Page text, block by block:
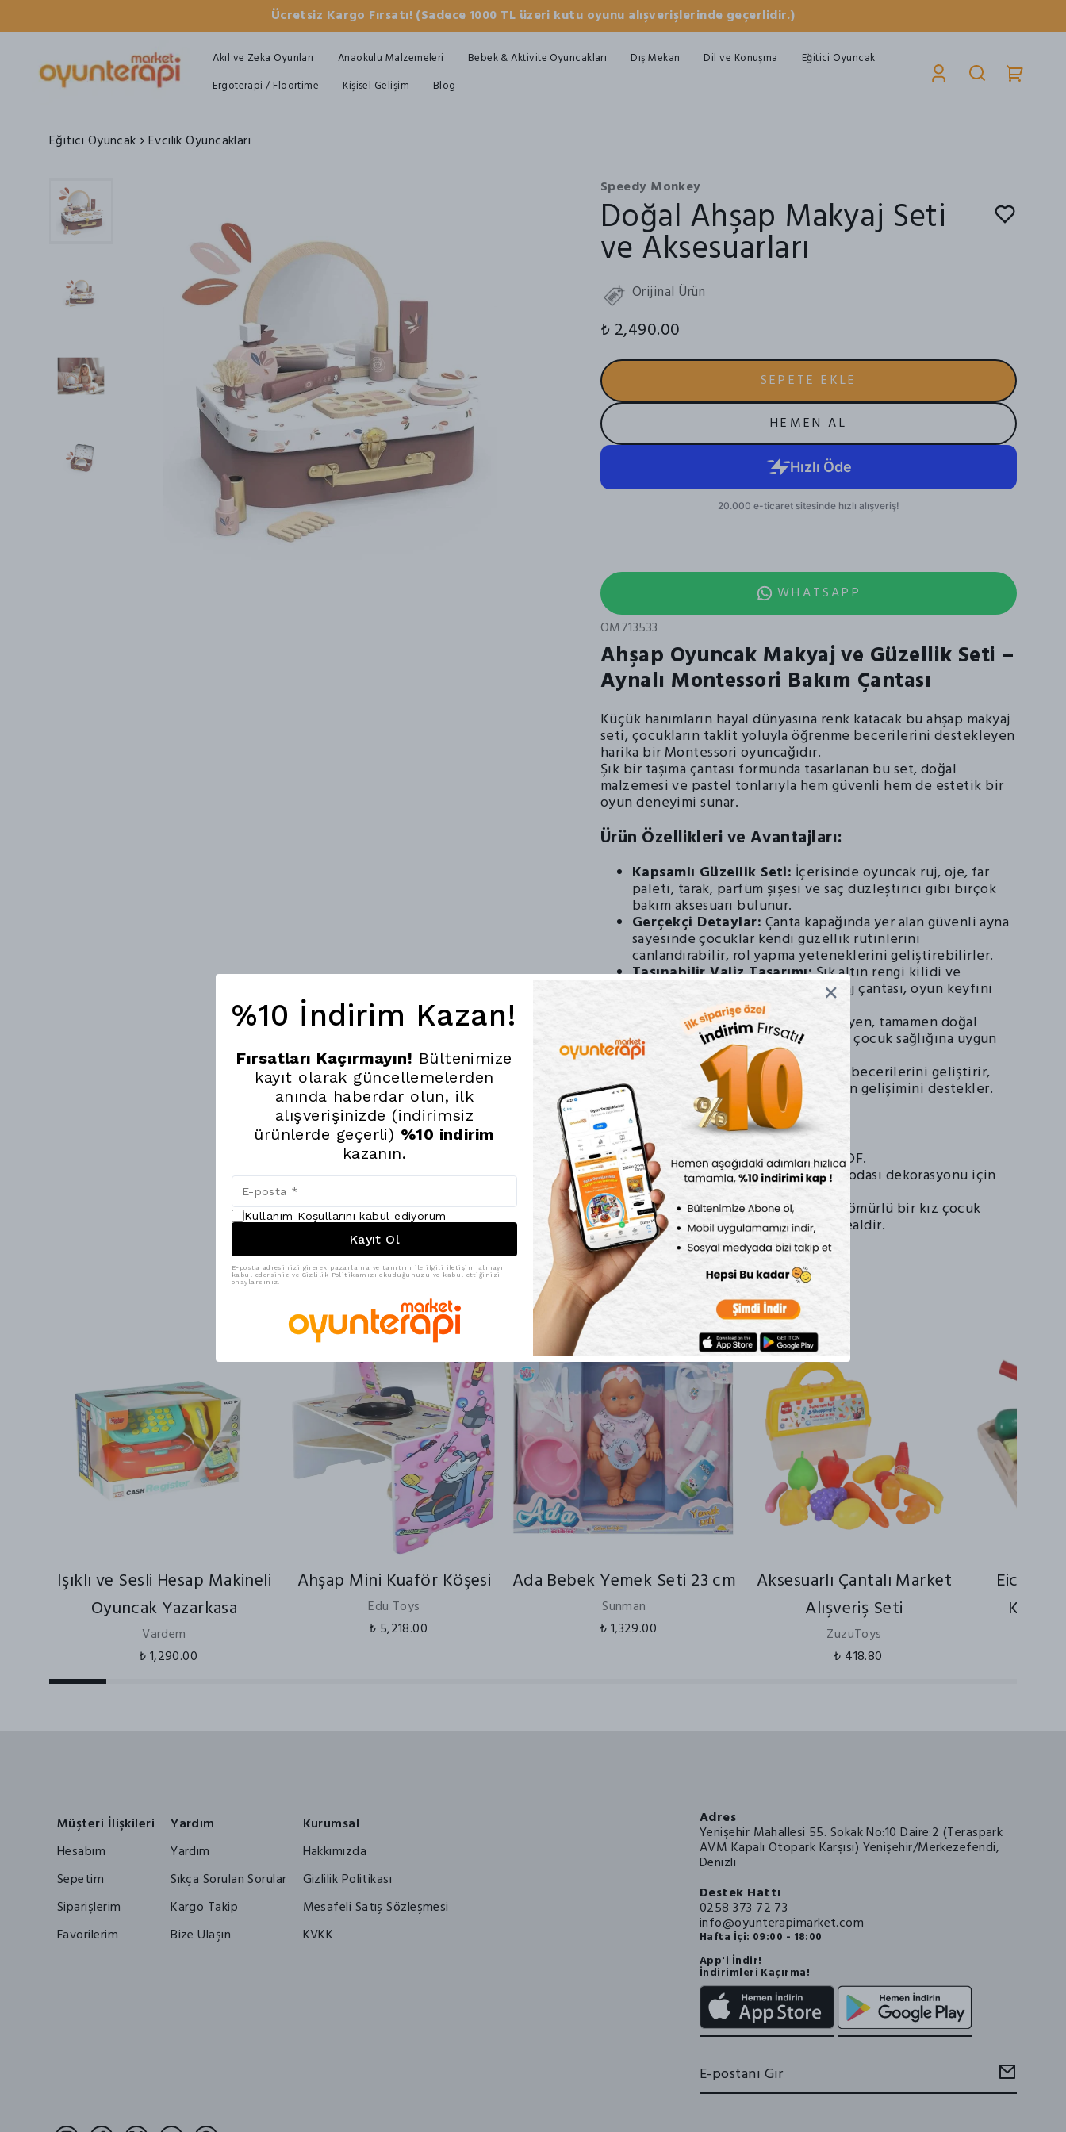
Ücretsiz Kargo Fırsatı! (Sadece 1000 TL üzeri kutu oyunu alışverişlerinde geçerlidir.)
Akıl ve Zeka Oyunları Anaokulu Malzemeleri Bebek & Aktivite Oyuncakları Dış Mekan Dil ve Konuşma
Eğitici Oyuncak
Ergoterapi / Floortime
Kişisel Gelişim Blog
Eğitici Oyuncak Evcilik Oyuncakları
Speedy Monkey
Doğal Ahşap Makyaj Seti
ve Aksesuarları
Orijinal Ürün
₺ 2,490.00
SEPETE EKLE
HEMEN AL
WHATSAPP
OM713533
Ahşap Oyuncak Makyaj ve Güzellik Seti –
Aynalı Montessori Bakım Çantası
Küçük hanımların hayal dünyasına renk katacak bu ahşap makyaj
seti, çocukların taklit yoluyla öğrenme becerilerini destekleyen
harika bir Montessori oyuncağıdır.
Şık bir taşıma çantası formunda tasarlanan bu set, doğal
malzemesi ve pastel tonlarıyla hem güvenli hem de estetik bir
oyun deneyimi sunar.
Ürün Özellikleri ve Avantajları:
Kapsamlı Güzellik Seti: İçerisinde oyuncak ruj, oje, far
paleti, tarak, parfüm şişesi ve saç düzleştirici gibi birçok
bakım aksesuarı bulunur.
Gerçekçi Detaylar: Çanta kapağında yer alan güvenli ayna
sayesinde çocuklar kendi güzellik rutinlerini
canlandırabilir, rol yapma yeteneklerini geliştirebilirler.
Taşınabilir Valiz Tasarımı:Şık altın rengi kilidi ve
dayanıklı taşıma kolu ile bu makyaj çantası, oyun keyfini
her yere taşımaya imkan tanır.
Doğal ve Sağlıklı: Plastik içermeyen, tamamen doğal
ahşap malzemeden üretilmiş olup çocuk sağlığına uygun
boyalarla renklendirilmiştir.
Eğitici ve Geliştirici: İnce motor becerilerini geliştirir,
sosyal etkileşimi artırır ve özgüven gelişimini destekler.
Teknik Detaylar:
Malzeme:%100 Doğal Ahşap / MDF.
Kullanım:Evde oyun veya çocuk odası dekorasyonu için
uygundur.
Hediye Önerisi:Kaliteli ve uzun ömürlü bir kız çocuk
hediye seçeneği arayanlar için idealdir.
Işıklı ve Sesli Hesap Makineli
Oyuncak Yazarkasa
Vardem
₺ 1,290.00
Ahşap Mini Kuaför Köşesi
Edu Toys
₺ 5,218.00
Ada Bebek Yemek Seti 23 cm
Sunman
₺ 1,329.00
Aksesuarlı Çantalı Market
Alışveriş Seti
ZuzuToys
₺ 418.80
Kesme
Müşteri İlişkileri
Hesabım
Sepetim
Siparişlerim
Favorilerim
Yardım
Yardım
Sıkça Sorulan Sorular
Kargo Takip
Bize Ulaşın
Kurumsal
Hakkımızda
Gizlilik Politikası
Mesafeli Satış Sözleşmesi
KVKK
Adres
Yenişehir Mahallesi 55. Sokak No:10 Daire:2 (Teraspark
AVM Kapalı Otopark Karşısı) Yenişehir/Merkezefendi,
Denizli
Destek Hattı
0258 373 72 73
info@oyunterapimarket.com
Hafta İçi: 09:00 - 18:00
App'i İndir!
İndirimleri Kaçırma!
%10 İndirim Kazan!
Fırsatları Kaçırmayın! Bültenimize
kayıt olarak güncellemelerden
anında haberdar olun, ilk
alışverişinizde (indirimsiz
ürünlerde geçerli) %10 indirim
kazanın.
Kullanım Koşullarını kabul ediyorum
Kayıt Ol
E-posta adresinizi girerek pazarlama ve tanıtım ile ilgili iletişim almayı
kabul edersiniz ve Gizlilik Politikamızı okuduğunuzu ve kabul ettiğinizi
onaylarsınız.